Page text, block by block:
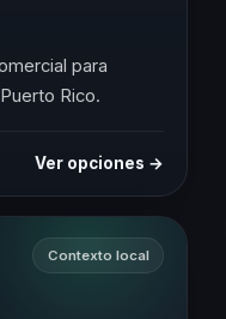
para
Rico.
Ver opciones →
Contexto local